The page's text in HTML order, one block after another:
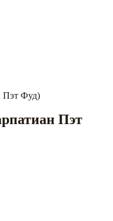
Пэт Фуд)
Пэт